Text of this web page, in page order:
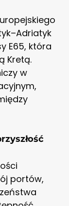
E65, która
Kretą.
w
portów,